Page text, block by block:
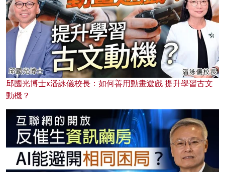
邱國光博士x潘詠儀校長：如何善用動畫遊戲 提升學習古文
動機？